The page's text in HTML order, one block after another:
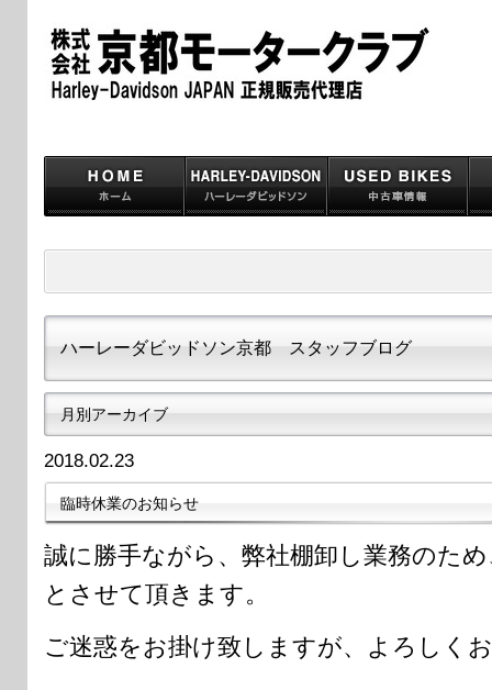
ハーレーダビッドソン京都 スタッフブログ
月別アーカイブ
2018.02.23
臨時休業のお知らせ
誠に勝手ながら、弊社棚卸し業務のた
とさせて頂きます。
ご迷惑をお掛け致しますが、よろしく